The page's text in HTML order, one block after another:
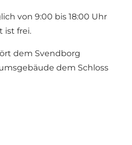
von 9:00 bis 18:00 Uhr
ist frei.
dem Svendborg
dem Schloss